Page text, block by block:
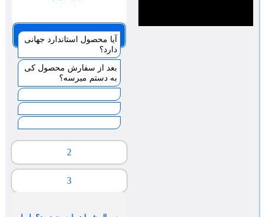
صفحه 1
2
3
آیا محصول استاندارد جهانی
دارد؟
بعد از سفارش محصول کی
به دستم میرسه؟